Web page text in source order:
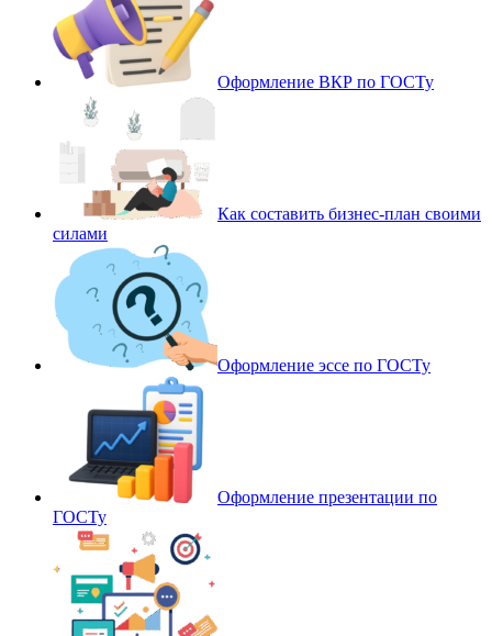
Оформление ВКР по ГОСТу
Как составить бизнес-план своими
силами
Оформление эссе по ГОСТу
Оформление презентации по
ГОСТу